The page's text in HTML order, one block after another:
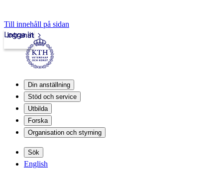
Till innehåll på sidan
Intranät
Logga in
Din anställning
Stöd och service
Utbilda
Forska
Organisation och styrning
Sök
English